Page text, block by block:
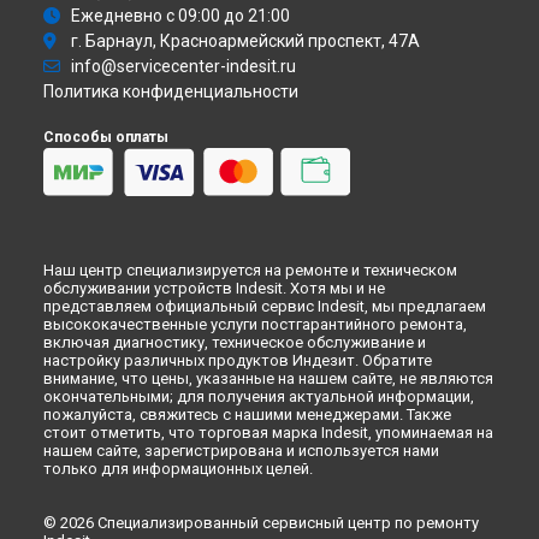
Ремонт холодильника LI8 FF2O K BH Indesit в
Ремонт холодильника LI8 FF2O K BH Indesit в Набережных
Челнах
Ремонт холодильника LI8 FF2O K BH Indesit в
Ежедневно с 09:00 до 21:00
г. Барнаул, Красноармейский проспект, 47А
info@servicecenter-indesit.ru
Политика конфиденциальности
Способы оплаты
Наш центр специализируется на ремонте и техническом
обслуживании устройств Indesit. Хотя мы и не
представляем официальный сервис Indesit, мы предлагаем
высококачественные услуги постгарантийного ремонта,
включая диагностику, техническое обслуживание и
настройку различных продуктов Индезит. Обратите
внимание, что цены, указанные на нашем сайте, не являются
окончательными; для получения актуальной информации,
пожалуйста, свяжитесь с нашими менеджерами. Также
стоит отметить, что торговая марка Indesit, упоминаемая на
нашем сайте, зарегистрирована и используется нами
только для информационных целей.
© 2026 Специализированный сервисный центр по ремонту